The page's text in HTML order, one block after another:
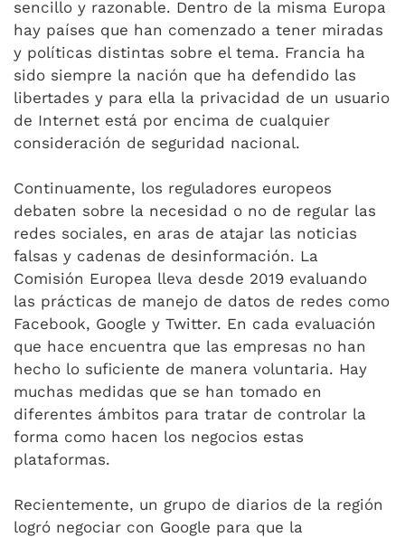
sencillo y razonable. Dentro de la misma Europa
hay países que han comenzado a tener miradas
y políticas distintas sobre el tema. Francia ha
sido siempre la nación que ha defendido las
libertades y para ella la privacidad de un usuario
de Internet está por encima de cualquier
consideración de seguridad nacional.
Continuamente, los reguladores europeos
debaten sobre la necesidad o no de regular las
redes sociales, en aras de atajar las noticias
falsas y cadenas de desinformación. La
Comisión Europea lleva desde 2019 evaluando
las prácticas de manejo de datos de redes como
Facebook, Google y Twitter. En cada evaluación
que hace encuentra que las empresas no han
hecho lo suficiente de manera voluntaria. Hay
muchas medidas que se han tomado en
diferentes ámbitos para tratar de controlar la
forma como hacen los negocios estas
plataformas.
Recientemente, un grupo de diarios de la región
logró negociar con Google para que la